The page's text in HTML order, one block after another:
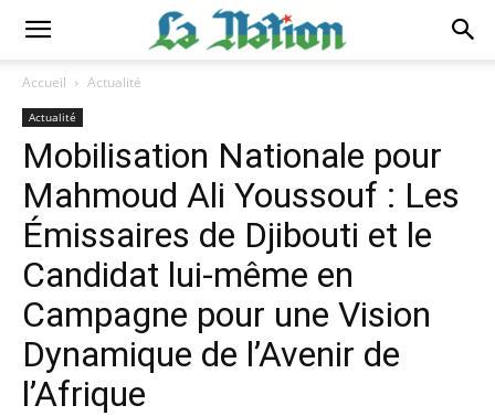
Accueil Actualité
Actualité
Mobilisation Nationale pour
Mahmoud Ali Youssouf : Les
Émissaires de Djibouti et le
Candidat lui-même en
Campagne pour une Vision
Dynamique de l’Avenir de
l’Afrique